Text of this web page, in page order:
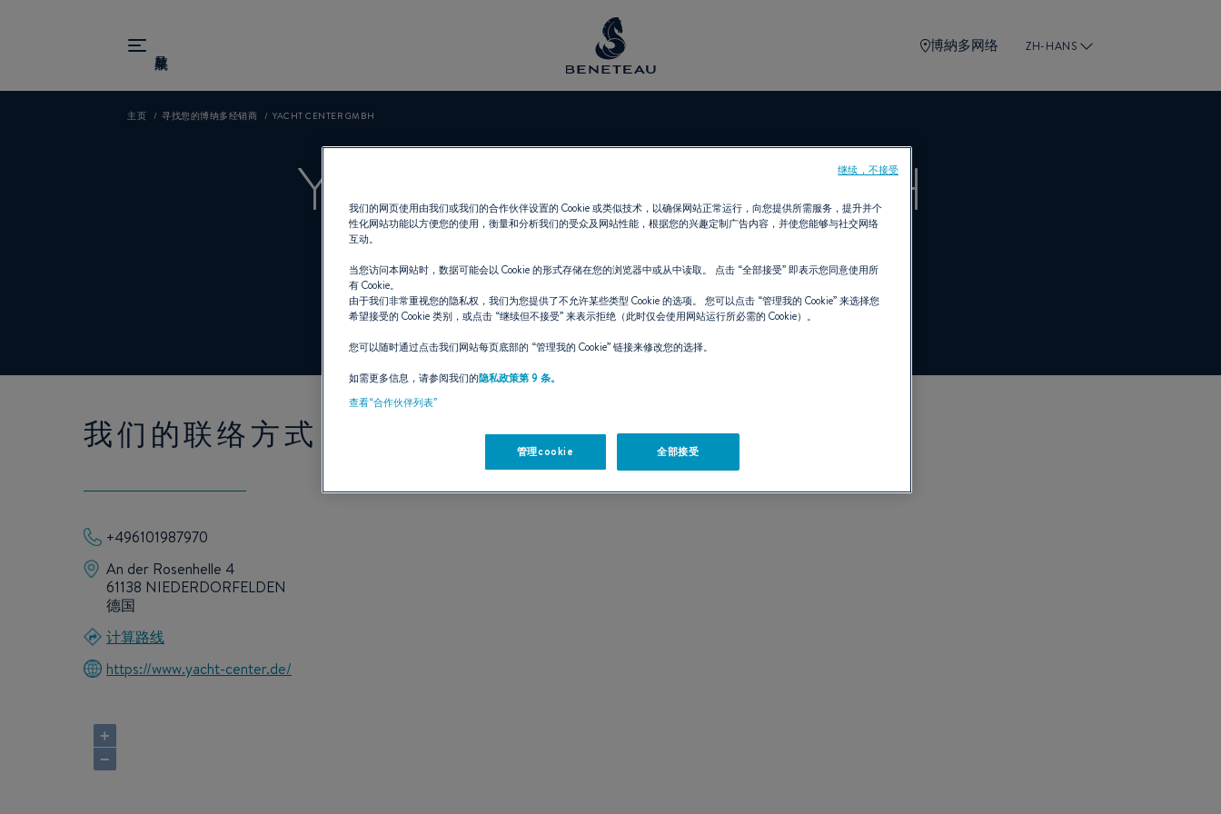
博納多网络 ZH-HANS
主页 寻找您的博纳多经销商 YACHT CENTER GMBH
YACHT CENTER GMBH
经销商 舷外机 为 BENETEAU
我们的联络方式
+496101987970
An der Rosenhelle 4
61138 NIEDERDORFELDEN
德国
计算路线
https://www.yacht-center.de/
+
−
我们的网页使用由我们或我们的合作伙伴设置的 Cookie 或类似技术，以确保网站正常运行，向您提供所需服务，提升并个
性化网站功能以方便您的使用，衡量和分析我们的受众及网站性能，根据您的兴趣定制广告内容，并使您能够与社交网络
互动。
当您访问本网站时，数据可能会以 Cookie 的形式存储在您的浏览器中或从中读取。 点击 “全部接受”即表示您同意使用所
有 Cookie。
由于我们非常重视您的隐私权，我们为您提供了不允许某些类型 Cookie 的选项。 您可以点击 “管理我的 Cookie”来选择您
希望接受的 Cookie 类别，或点击 “继续但不接受”来表示拒绝（此时仅会使用网站运行所必需的 Cookie）。
您可以随时通过点击我们网站每页底部的 “管理我的 Cookie”链接来修改您的选择。
如需更多信息，请参阅我们的隐私政策第 9 条。
查看“合作伙伴列表”
管理cookie 全部接受
继续，不接受